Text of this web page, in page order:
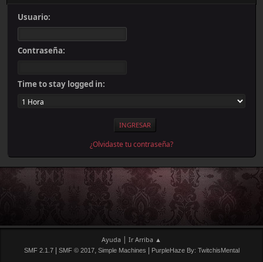
Usuario:
Contraseña:
Time to stay logged in:
¿Olvidaste tu contraseña?
Ayuda | Ir Arriba ▲
SMF 2.1.7| SMF © 2017, Simple Machines PurpleHaze By: TwitchisMental